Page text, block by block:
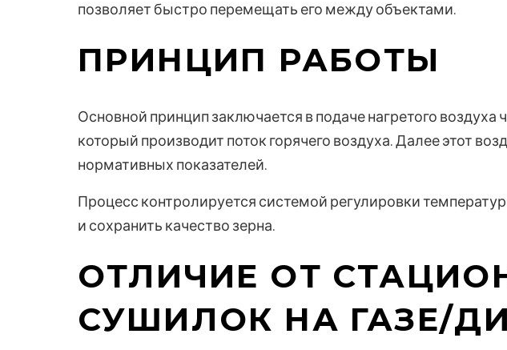
позволяет быстро перемещать его между объектами.
ПРИНЦИП РАБОТЫ
Основной принцип заключается в подаче нагретого
который производит поток горячего воздуха. Далее этот
нормативных показателей.
Процесс контролируется системой регулировки
и сохранить качество зерна.
ОТЛИЧИЕ ОТ
СУШИЛОК НА ГАЗЕ/